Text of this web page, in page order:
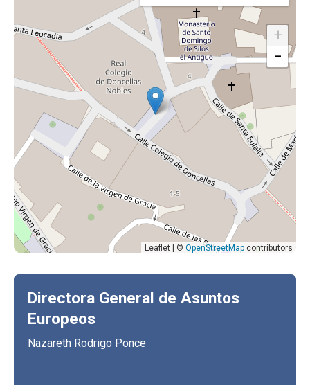
+
−
Leaflet | © OpenStreetMap contributors
Directora General de Asuntos
Europeos
Nazareth Rodrigo Ponce